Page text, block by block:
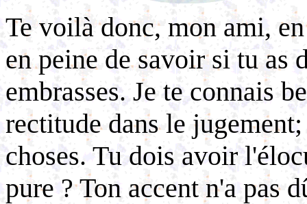
Te voilà donc, mon ami,
en peine de savoir si tu as
embrasses. Je te connais
rectitude dans le
choses. Tu dois avoir
pure ? Ton accent n'a pas